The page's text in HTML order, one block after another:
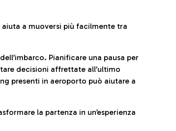
aiuta a muoversi più facilmente tra
Pianificare una pausa per
decisioni affrettate all’ultimo
presenti in aeroporto può aiutare a
la partenza in un’esperienza